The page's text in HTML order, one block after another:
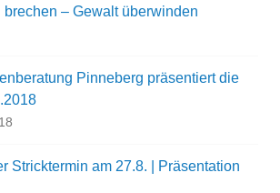
– Gewalt überwinden
Pinneberg präsentiert die
Stricktermin am 27.8. | Präsentation